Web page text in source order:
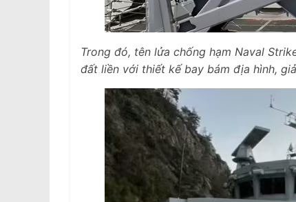
Trong đó, tên lửa chống hạm Naval
đất liền với thiết kế bay bám địa hình,